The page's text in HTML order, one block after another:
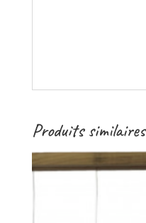
Produits similaires